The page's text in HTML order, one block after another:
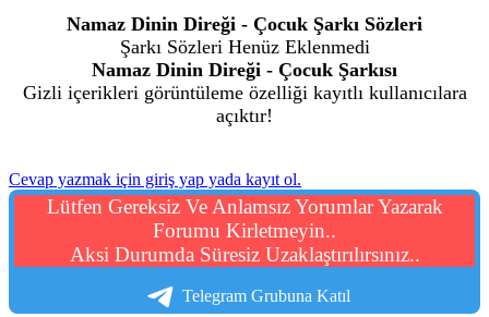
Namaz Dinin Direği - Çocuk Şarkı Sözleri
Şarkı Sözleri Henüz Eklenmedi
Namaz Dinin Direği - Çocuk Şarkısı
Gizli içerikleri görüntüleme özelliği kayıtlı kullanıcılara
açıktır!
Cevap yazmak için giriş yap yada kayıt ol.
Lütfen Gereksiz Ve Anlamsız Yorumlar Yazarak
Forumu Kirletmeyin..
Aksi Durumda Süresiz Uzaklaştırılırsınız..
Telegram Grubuna Katıl